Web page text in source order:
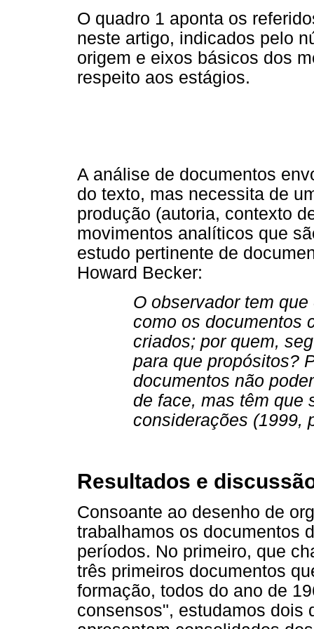
O quadro 1 aponta os
neste artigo, indicados pelo
origem e eixos básicos dos
respeito aos estágios.
A análise de documentos
do texto, mas necessita de
produção (autoria, contexto
movimentos analíticos que
estudo pertinente de
Howard Becker:
O observador tem
como os documentos
criados; por quem,
para que propósitos?
documentos não
de face, mas têm que
considerações (1999,
Resultados e
Consoante ao desenho de
trabalhamos os documentos
períodos. No primeiro, que
três primeiros documentos
formação, todos do ano de
consensos", estudamos dois